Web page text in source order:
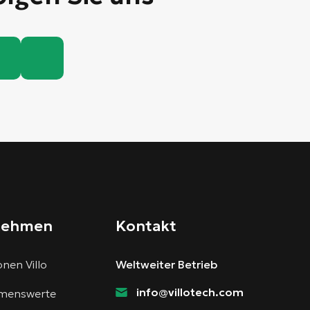
Villo
Kontakt
Weltweiter Betrieb
info@villotech.com